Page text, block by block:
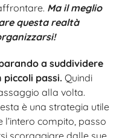
Ma il meglio
questa realtà
a suddividere
passi. Quindi
alla volta.
è una strategia utile
compito, passo
scoraggiare dalle sue